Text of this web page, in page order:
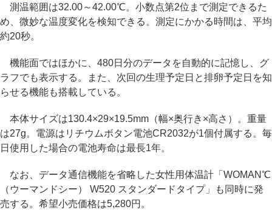
測温範囲は32.00～42.00℃。小数点第2位まで測定できるた
め、微妙な温度変化を検知できる。測定にかかる時間は、平均
約20秒。
機能面ではほかに、480日分のデータを自動的に記憶し、グ
ラフでも表示する。また、次回の生理予定日と排卵予定日を知
らせる機能も搭載している。
本体サイズは130.4×29×19.5mm（幅×奥行き×高さ）。重量
は27g。電源はリチウムボタン電池CR2032が1個付属する。毎
日使用した場合の電池寿命は最長1年。
なお、データ通信機能を省略した女性用体温計「WOMAN℃
（ウーマンドシー） W520 スタンダードタイプ」も同時に発
売する。希望小売価格は5,280円。